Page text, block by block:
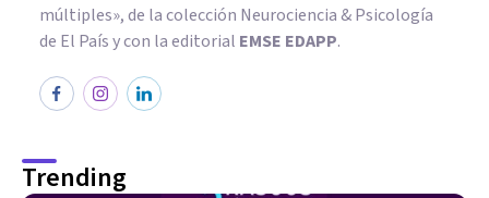
múltiples», de la colección Neurociencia & Psicología
de El País y con la editorial EMSE EDAPP.
Trending